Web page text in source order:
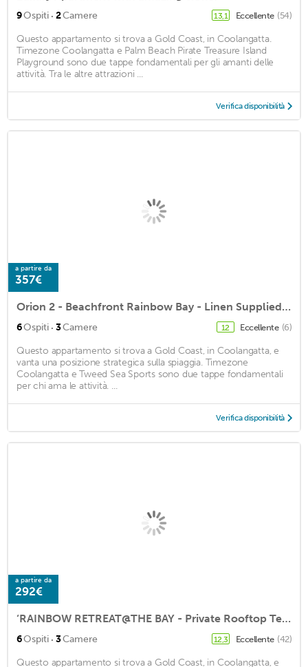
9Ospiti · 2Camere 13,1 Eccellente (54)
Questo appartamento si trova a Gold Coast, in Coolangatta.
Timezone Coolangatta e Palm Beach Pirate Treasure Island
Playground sono due tappe fondamentali per gli amanti delle
attività. Tra le altre attrazioni ...
Verifica disponibilità
a partire da
357€
Orion 2 - Beachfront Rainbow Bay - Linen Supplied - Min. 3 nights stay
6Ospiti · 3Camere 12 Eccellente (6)
Questo appartamento si trova a Gold Coast, in Coolangatta, e
vanta una posizione strategica sulla spiaggia. Timezone
Coolangatta e Tweed Sea Sports sono due tappe fondamentali
per chi ama le attività. ...
Verifica disponibilità
a partire da
292€
‘RAINBOW RETREAT@THE BAY - Private Rooftop Terrace and SPA plus Ocean Views!
6Ospiti · 3Camere 12,3 Eccellente (42)
Questo appartamento si trova a Gold Coast, in Coolangatta, e